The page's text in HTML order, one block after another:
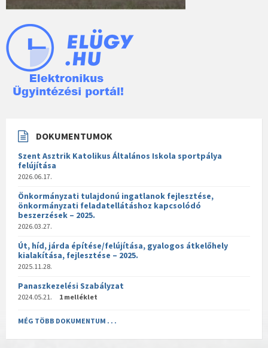
DOKUMENTUMOK
Szent Asztrik Katolikus Általános Iskola sportpálya
felújítása
2026.06.17.
Önkormányzati tulajdonú ingatlanok fejlesztése,
önkormányzati feladatellátáshoz kapcsolódó
beszerzések – 2025.
2026.03.27.
Út, híd, járda építése/felújítása, gyalogos átkelőhely
kialakítása, fejlesztése – 2025.
2025.11.28.
Panaszkezelési Szabályzat
2024.05.21. 1 melléklet
MÉG TÖBB DOKUMENTUM . . .